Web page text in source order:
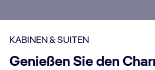
KABINEN & SUITEN
Genießen Sie den